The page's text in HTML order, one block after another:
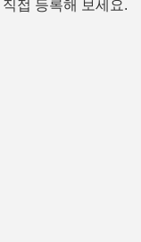
접 등록해 보세요.